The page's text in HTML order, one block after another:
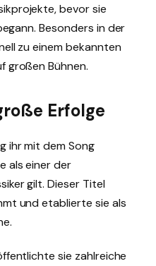
bevor sie
Besonders in der
zu einem bekannten
großen Bühnen.
Erfolge
ihr mit dem Song
als einer der
gilt. Dieser Titel
und etablierte sie als
sie zahlreiche